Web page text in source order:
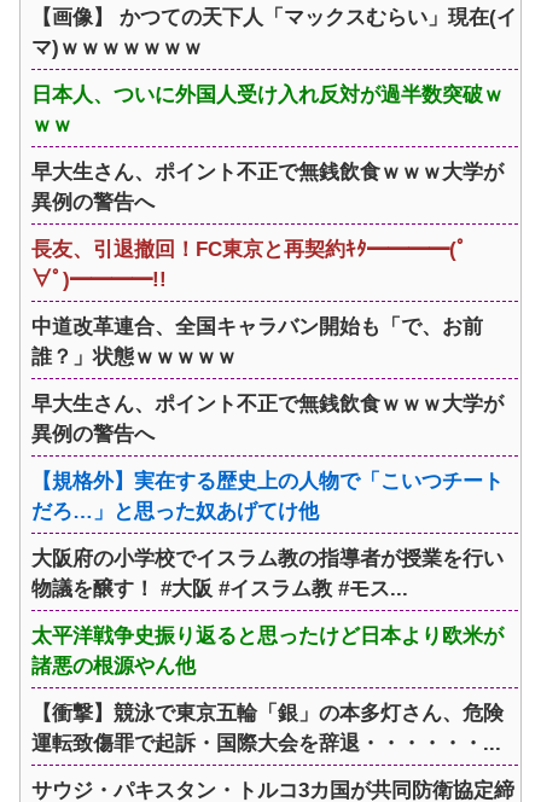
【画像】 かつての天下人「マックスむらい」現在(イ
マ)ｗｗｗｗｗｗｗ
日本人、ついに外国人受け入れ反対が過半数突破ｗ
ｗｗ
早大生さん、ポイント不正で無銭飲食ｗｗｗ大学が
異例の警告へ
長友、引退撤回！FC東京と再契約ｷﾀ━━━━(ﾟ
∀ﾟ)━━━━!!
中道改革連合、全国キャラバン開始も「で、お前
誰？」状態ｗｗｗｗｗ
早大生さん、ポイント不正で無銭飲食ｗｗｗ大学が
異例の警告へ
【規格外】実在する歴史上の人物で「こいつチート
だろ…」と思った奴あげてけ他
大阪府の小学校でイスラム教の指導者が授業を行い
物議を醸す！ #大阪 #イスラム教 #モス...
太平洋戦争史振り返ると思ったけど日本より欧米が
諸悪の根源やん他
【衝撃】競泳で東京五輪「銀」の本多灯さん、危険
運転致傷罪で起訴・国際大会を辞退・・・・・・...
サウジ・パキスタン・トルコ3カ国が共同防衛協定締